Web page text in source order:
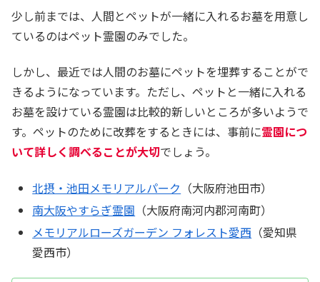
少し前までは、人間とペットが一緒に入れるお墓を用意し
ているのはペット霊園のみでした。
しかし、最近では人間のお墓にペットを埋葬することがで
きるようになっています。ただし、ペットと一緒に入れる
お墓を設けている霊園は比較的新しいところが多いようで
す。ペットのために改葬をするときには、事前に霊園につ
いて詳しく調べることが大切でしょう。
北摂・池田メモリアルパーク （大阪府池田市）
南大阪やすらぎ霊園 （大阪府南河内郡河南町）
メモリアルローズガーデン フォレスト愛西 （愛知県
愛西市）